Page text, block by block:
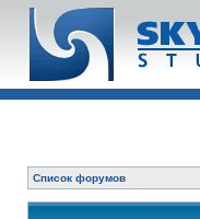
Список форумов